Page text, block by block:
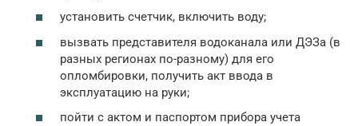
установить счетчик, включить воду;
вызвать представителя водоканала или ДЭЗа (в
разных регионах по-разному) для его
опломбировки, получить акт ввода в
эксплуатацию на руки;
пойти с актом и паспортом прибора учета